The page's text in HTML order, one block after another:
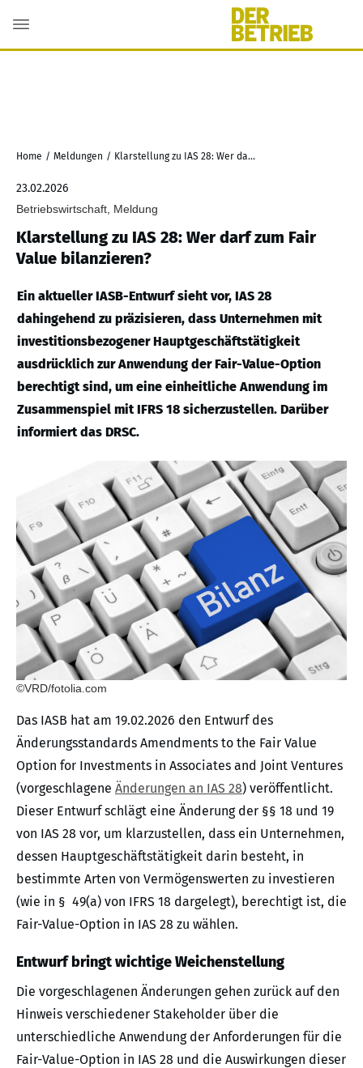
Home / Meldungen / Klarstellung zu IAS 28: Wer darf zum Fair Value bilanzieren?
23.02.2026
Betriebswirtschaft, Meldung
Klarstellung zu IAS 28: Wer darf zum Fair
Value bilanzieren?
Ein aktueller IASB-Entwurf sieht vor, IAS 28
dahingehend zu präzisieren, dass Unternehmen mit
investitionsbezogener Hauptgeschäftstätigkeit
ausdrücklich zur Anwendung der Fair-Value-Option
berechtigt sind, um eine einheitliche Anwendung im
Zusammenspiel mit IFRS 18 sicherzustellen. Darüber
informiert das DRSC.
©VRD/fotolia.com
Das IASB hat am 19.02.2026 den Entwurf des
Änderungsstandards Amendments to the Fair Value
Option for Investments in Associates and Joint Ventures
(vorgeschlagene Änderungen an IAS 28) veröffentlicht.
Dieser Entwurf schlägt eine Änderung der §§ 18 und 19
von IAS 28 vor, um klarzustellen, dass ein Unternehmen,
dessen Hauptgeschäftstätigkeit darin besteht, in
bestimmte Arten von Vermögenswerten zu investieren
(wie in § 49(a) von IFRS 18 dargelegt), berechtigt ist, die
Fair-Value-Option in IAS 28 zu wählen.
Entwurf bringt wichtige Weichenstellung
Die vorgeschlagenen Änderungen gehen zurück auf den
Hinweis verschiedener Stakeholder über die
unterschiedliche Anwendung der Anforderungen für die
Fair-Value-Option in IAS 28 und die Auswirkungen dieser